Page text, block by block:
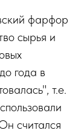
фарфор
сырья и
года в
т.е.
считался